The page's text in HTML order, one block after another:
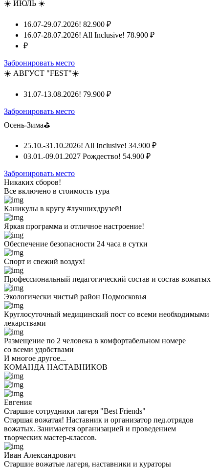
☀️ ИЮЛЬ ☀️
16.07-29.07.2026! 82.900 ₽
16.07-28.07.2026! All Inclusive! 78.900 ₽
₽
Забронировать место
☀️ АВГУСТ "FEST"☀️
31.07-13.08.2026! 79.900 ₽
Забронировать место
Осень-Зима⛳
25.10.-31.10.2026! All Inclusive! 34.900 ₽
03.01.-09.01.2027 Рождество! 54.900 ₽
Забронировать место
Никаких сборов!
Все включено в стоимость тура
Каникулы в кругу #лучшихдрузей!
Яркая программа и отличное настроение!
Обеспечение безопасности 24 часа в сутки
Спорт и свежий воздух!
Профессиональный педагогический состав и состав вожатых
Экологически чистый район Подмосковья
Круглосуточный медицинский пост со всеми необходимыми
лекарствами
Размещение по 2 человека в комфортабельном номере
со всеми удобствами
И многое другое...
КОМАНДА НАСТАВНИКОВ
Евгения
Старшие сотрудники лагеря "Best Friends"
Старшая вожатая! Наставник и организатор пед.отрядов
вожатых. Занимается организацией и проведением
творческих мастер-классов.
Иван Александрович
Старшие вожатые лагеря, наставники и кураторы